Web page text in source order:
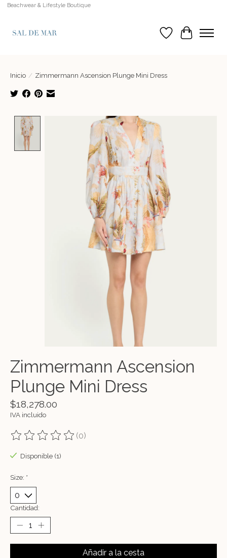
Beachwear & Lifestyle Boutique
Lista de deseos
Cesta
Inicio / Zimmermann Ascension Plunge Mini Dress
Product image slideshow Items
Zimmermann Ascension
Plunge Mini Dress
$18,278.00
IVA incluido
The rating of this product is
(0)
Disponible (1)
Size: *
Cantidad:
Añadir a la cesta